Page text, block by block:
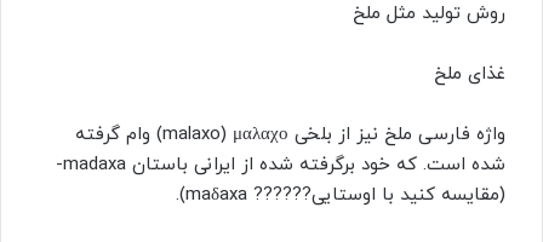
روش تولید مثل ملخ
غذای ملخ
واژه فارسی ملخ نیز از بلخی μαλαχο
‏ (malaxo) وام گرفته
شده است. که خود برگرفته شده از ایرانی باستان madaxa-
(مقایسه کنید با اوستایی??????